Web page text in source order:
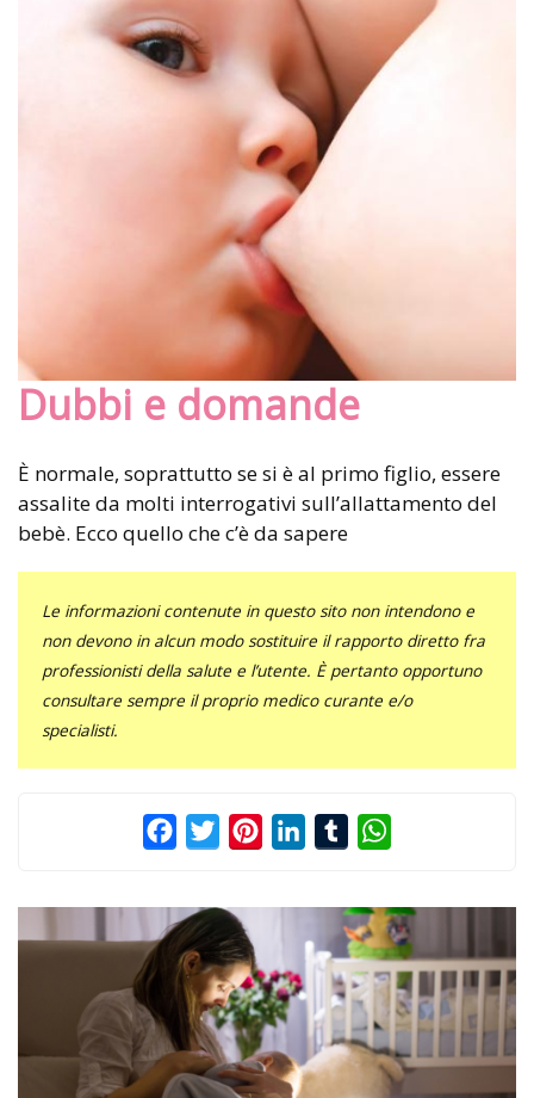
Dubbi e domande
È normale, soprattutto se si è al primo figlio, essere
assalite da molti interrogativi sull’allattamento del
bebè. Ecco quello che c’è da sapere
Le informazioni contenute in questo sito non intendono e
non devono in alcun modo sostituire il rapporto diretto fra
professionisti della salute e l’utente. È pertanto opportuno
consultare sempre il proprio medico curante e/o
specialisti.
FacebookTwitterPinterestLinkedInTumblr